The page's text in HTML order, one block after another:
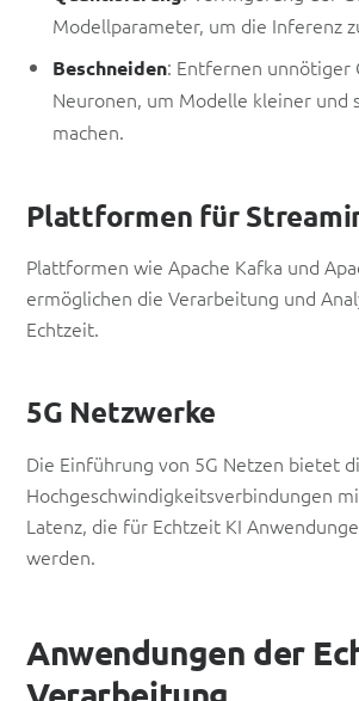
Modellparameter, um die Inferenz
Beschneiden: Entfernen unnötiger
Neuronen, um Modelle kleiner und
machen.
Plattformen für
Plattformen wie Apache Kafka und
ermöglichen die Verarbeitung und
Echtzeit.
5G Netzwerke
Die Einführung von 5G Netzen bietet
Hochgeschwindigkeitsverbindungen
Latenz, die für Echtzeit KI
werden.
Anwendungen der